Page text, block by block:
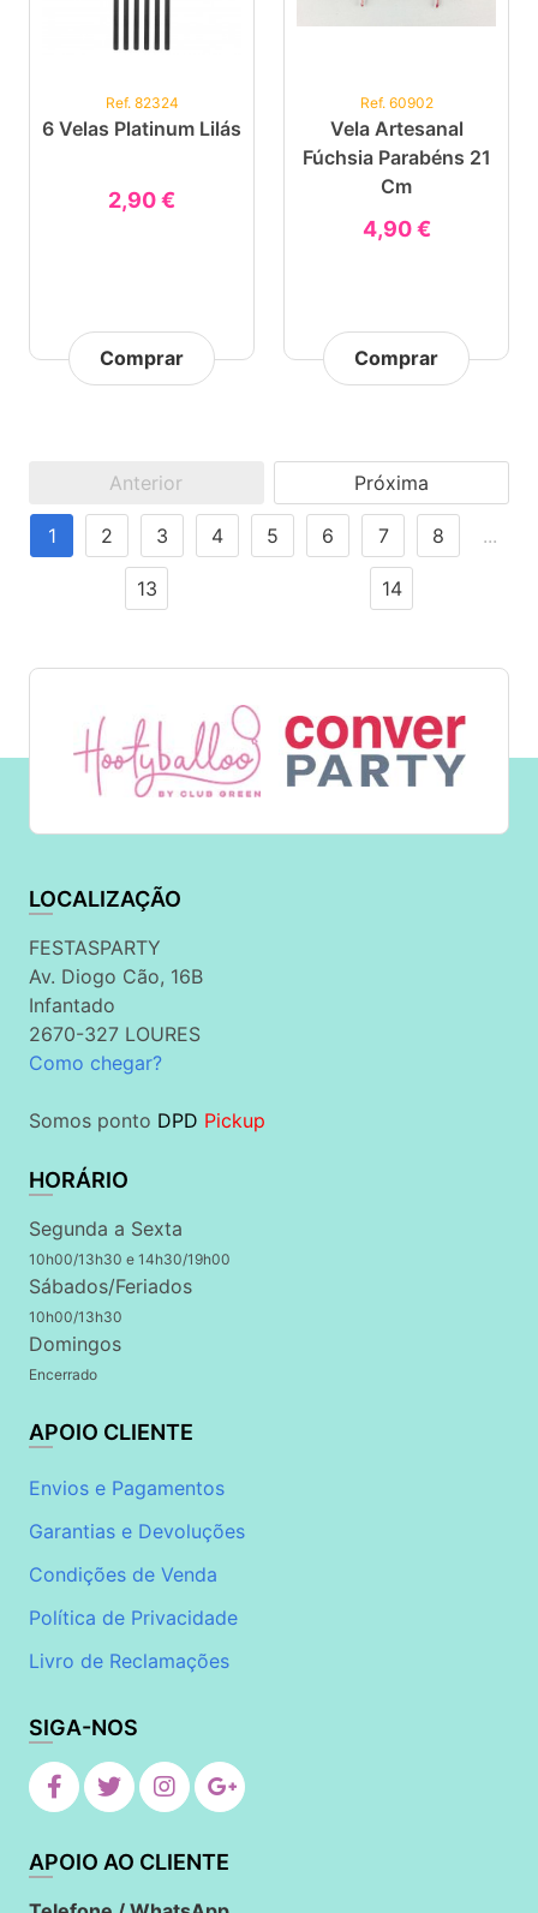
Ref. 82324
6 Velas Platinum Lilás
2,90 €
Comprar
Ref. 60902
Vela Artesanal
Fúchsia Parabéns 21
Cm
4,90 €
Comprar
Anterior Próxima
1 2 3 4 5 6 7 8 ...
13 14
LOCALIZAÇÃO
FESTASPARTY
Av. Diogo Cão, 16B
Infantado
2670-327 LOURES
Como chegar?
Somos ponto DPD Pickup
HORÁRIO
Segunda a Sexta
10h00/13h30 e 14h30/19h00
Sábados/Feriados
10h00/13h30
Domingos
Encerrado
APOIO CLIENTE
Envios e Pagamentos
Garantias e Devoluções
Condições de Venda
Política de Privacidade
Livro de Reclamações
SIGA-NOS
APOIO AO CLIENTE